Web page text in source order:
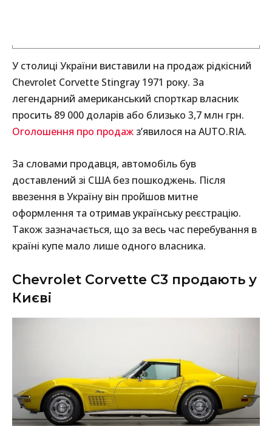
У столиці України виставили на продаж рідкісний
Chevrolet Corvette Stingray 1971 року. За
легендарний американський спорткар власник
просить 89 000 доларів або близько 3,7 млн грн.
Оголошення про продажз’явилося на AUTO.RIA.
За словами продавця, автомобіль був
доставлений зі США без пошкоджень. Після
ввезення в Україну він пройшов митне
оформлення та отримав українську реєстрацію.
Також зазначається, що за весь час перебування в
країні купе мало лише одного власника.
Chevrolet Corvette C3 продають у
Києві